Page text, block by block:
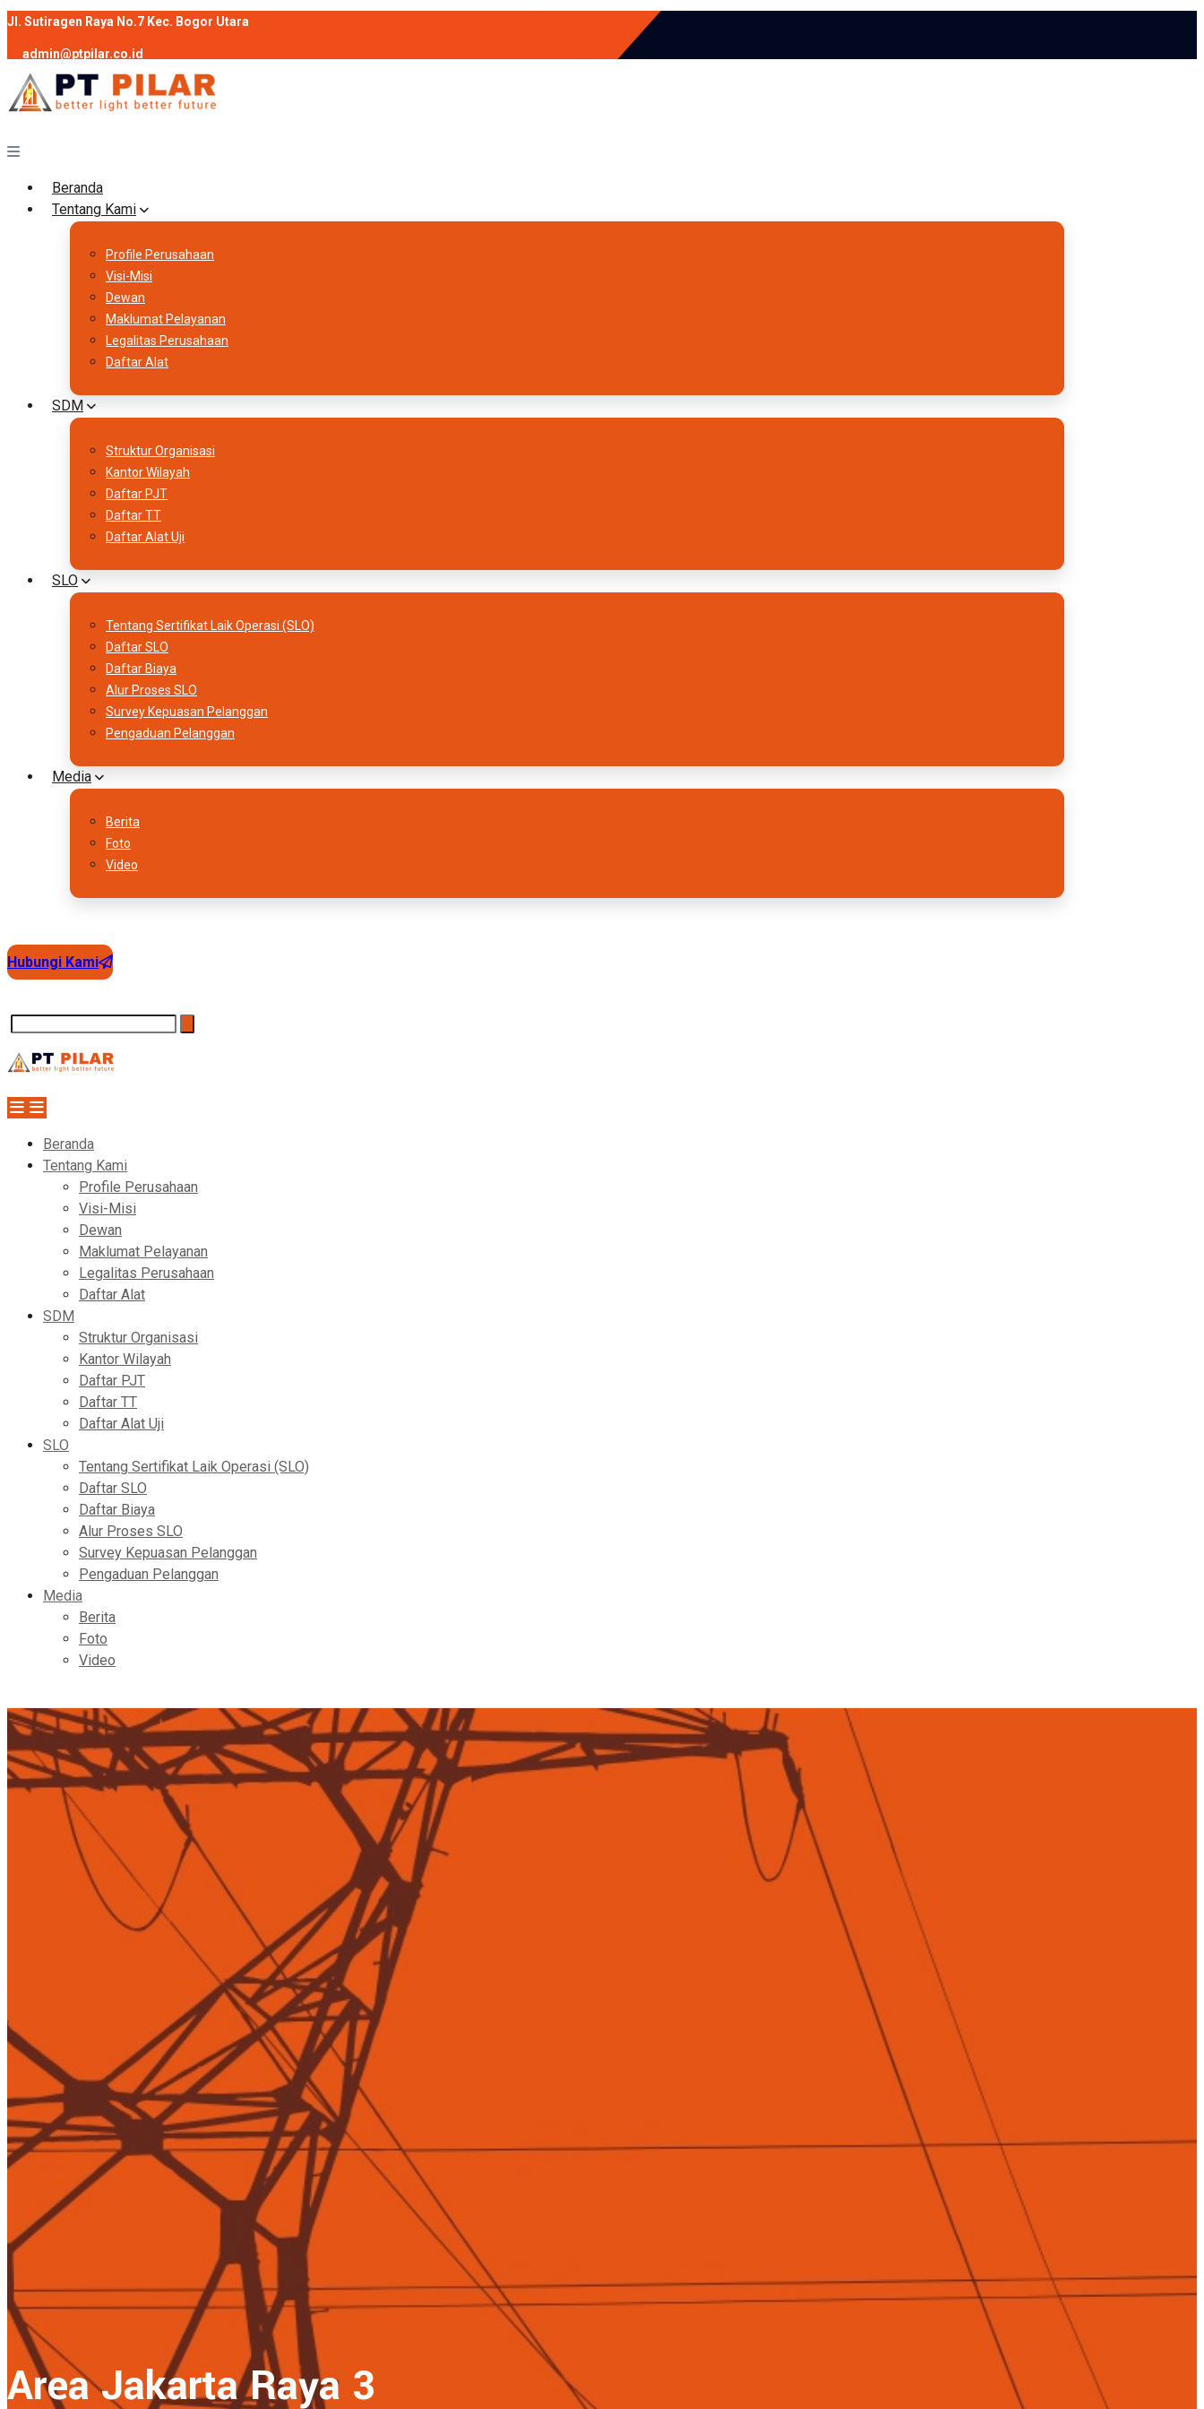
Jl. Sutiragen Raya No.7 Kec. Bogor Utara
admin@ptpilar.co.id
+62 812-9080-0020
instagram facebook
Follow :
Beranda
Tentang Kami
Profile Perusahaan
Visi-Misi
Dewan
Maklumat Pelayanan
Legalitas Perusahaan
Daftar Alat
SDM
Struktur Organisasi
Kantor Wilayah
Daftar PJT
Daftar TT
Daftar Alat Uji
SLO
Tentang Sertifikat Laik Operasi (SLO)
Daftar SLO
Daftar Biaya
Alur Proses SLO
Survey Kepuasan Pelanggan
Pengaduan Pelanggan
Media
Berita
Foto
Video
Hubungi Kami
Beranda
Tentang Kami
Profile Perusahaan
Visi-Misi
Dewan
Maklumat Pelayanan
Legalitas Perusahaan
Daftar Alat
SDM
Struktur Organisasi
Kantor Wilayah
Daftar PJT
Daftar TT
Daftar Alat Uji
SLO
Tentang Sertifikat Laik Operasi (SLO)
Daftar SLO
Daftar Biaya
Alur Proses SLO
Survey Kepuasan Pelanggan
Pengaduan Pelanggan
Media
Berita
Foto
Video
Area Jakarta Raya 3